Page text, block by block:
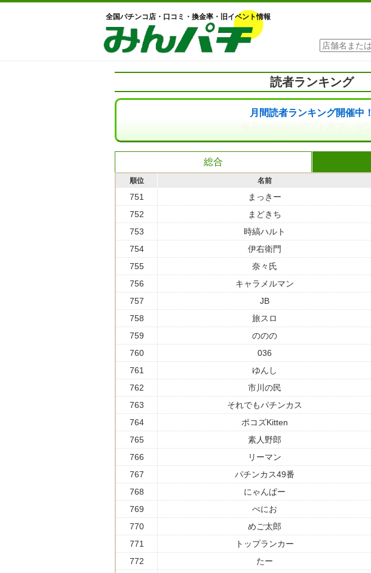
全国パチンコ店・口コミ・換金率・旧イベント情報
読者ランキング
月間読者ランキング開催中！
総合
順位 名前
751 まっきー
752
まどきち
753
時縞ハルト
754
伊右衛門
755
奈々氏
756
キャラメルマン
757
JB
758
旅スロ
759
ののの
760
036
761
ゆんし
762
市川の民
763
それでもパチンカス
764
ポコズKitten
765
素人野郎
766
リーマン
767
パチンカス49番
768
にゃんぱー
769
ぺにお
770
めご太郎
771
トップランカー
772
たー